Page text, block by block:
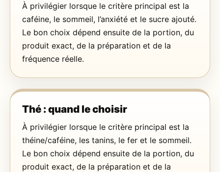
À privilégier lorsque le critère principal est la
caféine, le sommeil, l’anxiété et le sucre ajouté.
Le bon choix dépend ensuite de la portion, du
produit exact, de la préparation et de la
fréquence réelle.
Thé : quand le choisir
À privilégier lorsque le critère principal est la
théine/caféine, les tanins, le fer et le sommeil.
Le bon choix dépend ensuite de la portion, du
produit exact, de la préparation et de la